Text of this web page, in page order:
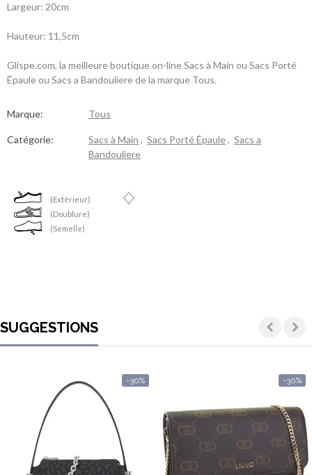
Largeur: 20cm
Hauteur: 11,5cm
Glispe.com, la meilleure boutique on-line Sacs à Main ou Sacs Porté
Épaule ou Sacs a Bandouliere de la marque Tous.
Marque: Tous
Catégorie: Sacs à Main , Sacs Porté Épaule, Sacs a
Bandouliere
(Extérieur)
(Doublure)
(Semelle)
SUGGESTIONS
-30% -30%